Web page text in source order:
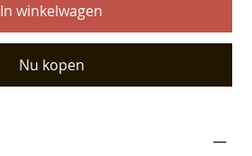
In winkelwagen
Nu kopen